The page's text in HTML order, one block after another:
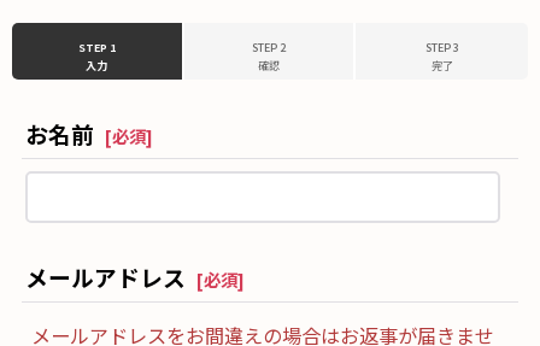
STEP 1
入力
STEP 2
確認
STEP 3
完了
お名前 [必須]
メールアドレス [必須]
メールアドレスをお間違えの場合はお返事が届きませ